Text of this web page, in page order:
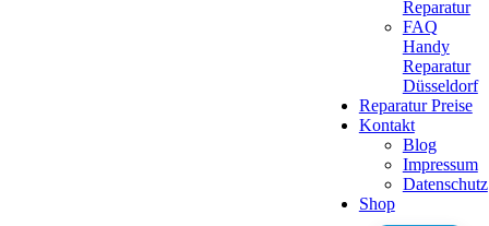
Reparatur
FAQ
Handy
Reparatur
Düsseldorf
Reparatur Preise
Kontakt
Blog
Impressum
Datenschutz
Shop